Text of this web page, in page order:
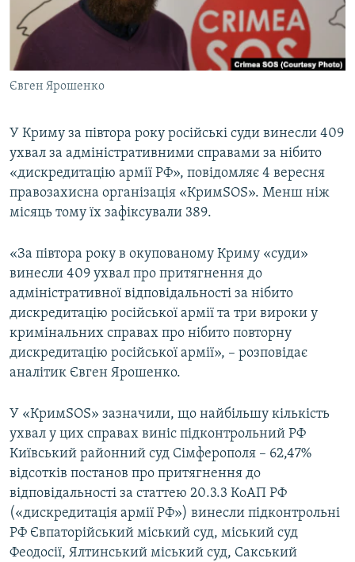
ВІДЕОУРОКИ «ELIFBE»
СВІДЧЕННЯ ОКУПАЦІЇ
ІНФОГРАФІКА
Русский
Qırımtatar
ДОЛУЧАЙСЯ!
Усі сайти RFE/RL
Євген Ярошенко
У Криму за півтора року російські суди винесли 409
ухвал за адміністративними справами за нібито
«дискредитацію армії РФ», повідомляє 4 вересня
правозахисна організація «КримSOS». Менш ніж
місяць тому їх зафіксували 389.
«За півтора року в окупованому Криму «суди»
винесли 409 ухвал про притягнення до
адміністративної відповідальності за нібито
дискредитацію російської армії та три вироки у
кримінальних справах про нібито повторну
дискредитацію російської армії», – розповідає
аналітик Євген Ярошенко.
У «КримSOS» зазначили, що найбільшу кількість
ухвал у цих справах виніс підконтрольний РФ
Київський районний суд Сімферополя – 62,47%
відсотків постанов про притягнення до
відповідальності за статтею 20.3.3 КоАП РФ
(«дискредитація армії РФ») винесли підконтрольні
РФ Євпаторійський міський суд, міський суд
Феодосії, Ялтинський міський суд, Сакський